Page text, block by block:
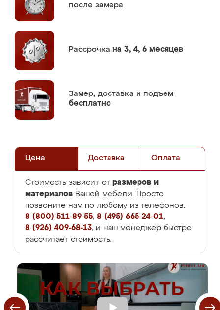
после замера
Рассрочка на 3, 4, 6 месяцев
Замер, доставка и подъем
бесплатно
Цена Доставка Оплата
Стоимость зависит от размеров и
материалов Вашей мебели. Просто
позвоните нам по любому из телефонов:
8 (800) 511-89-55, 8 (495) 665-24-01,
8 (926) 409-68-13, и наш менеджер быстро
рассчитает стоимость.